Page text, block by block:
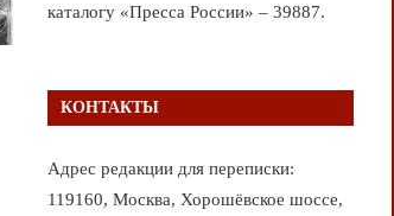
каталогу «Пресса России» – 39887.
КОНТАКТЫ
Адрес редакции для переписки:
119160, Москва, Хорошёвское шоссе,